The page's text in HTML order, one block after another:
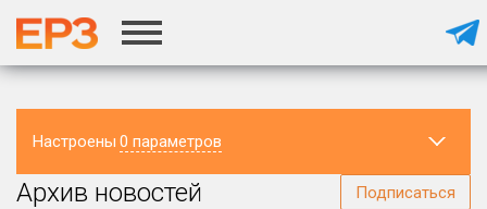
Настроены 0 параметров
Регион
Архив новостей Подписаться